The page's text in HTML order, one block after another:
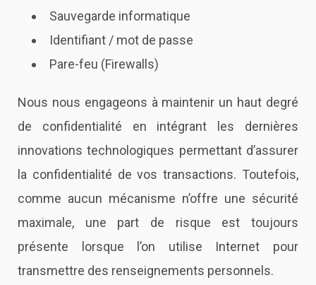
Sauvegarde informatique
Identifiant / mot de passe
Pare-feu (Firewalls)
Nous nous engageons à maintenir un haut degré
de confidentialité en intégrant les dernières
innovations technologiques permettant d’assurer
la confidentialité de vos transactions. Toutefois,
comme aucun mécanisme n’offre une sécurité
maximale, une part de risque est toujours
présente lorsque l’on utilise Internet pour
transmettre des renseignements personnels.